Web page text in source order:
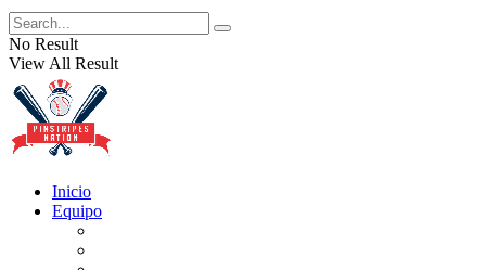
No Result
View All Result
Inicio
Equipo